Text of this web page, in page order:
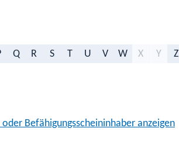
Q R S T U V W X Y Z
Befähigungsscheininhaber anzeigen